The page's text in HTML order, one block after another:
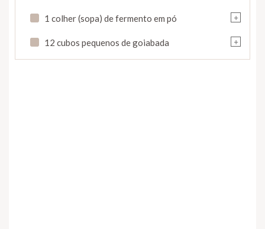
+
1 colher (sopa) de fermento em pó
+
12 cubos pequenos de goiabada